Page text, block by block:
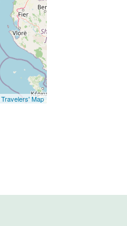
Travelers' Map